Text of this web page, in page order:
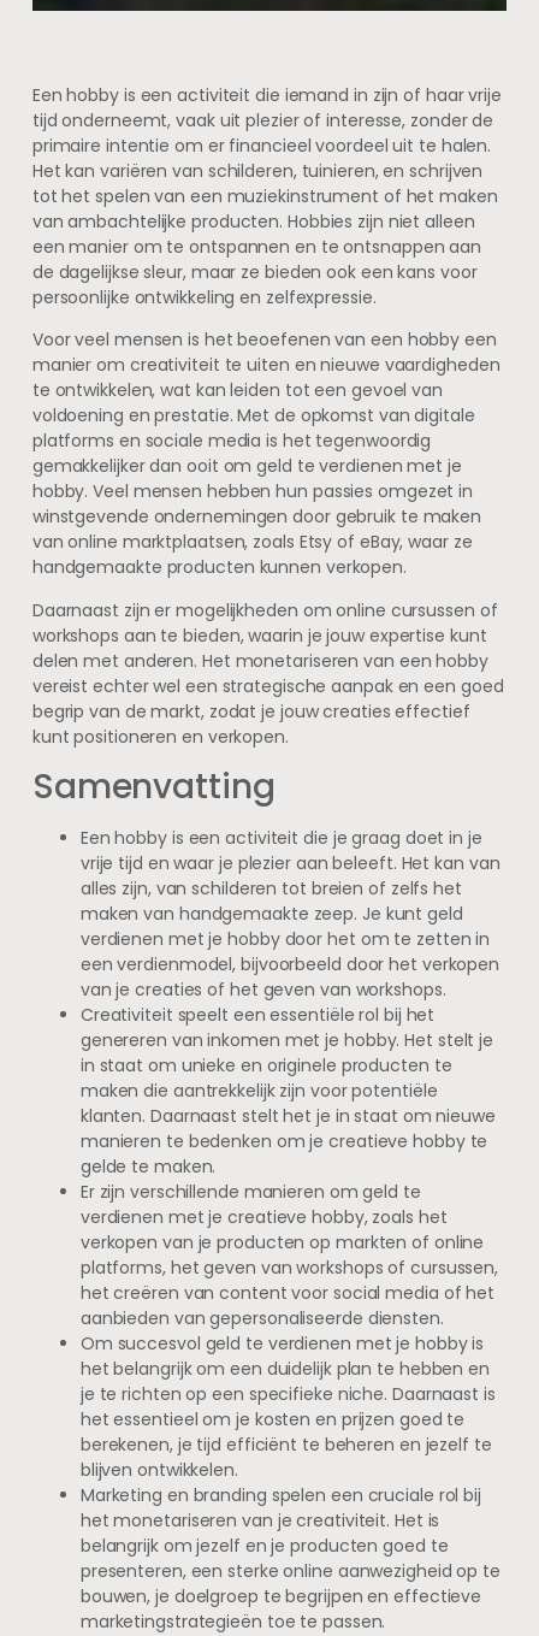
Een hobby is een activiteit die iemand in zijn of haar vrije
tijd onderneemt, vaak uit plezier of interesse, zonder de
primaire intentie om er financieel voordeel uit te halen.
Het kan variëren van schilderen, tuinieren, en schrijven
tot het spelen van een muziekinstrument of het maken
van ambachtelijke producten. Hobbies zijn niet alleen
een manier om te ontspannen en te ontsnappen aan
de dagelijkse sleur, maar ze bieden ook een kans voor
persoonlijke ontwikkeling en zelfexpressie.
Voor veel mensen is het beoefenen van een hobby een
manier om creativiteit te uiten en nieuwe vaardigheden
te ontwikkelen, wat kan leiden tot een gevoel van
voldoening en prestatie. Met de opkomst van digitale
platforms en sociale media is het tegenwoordig
gemakkelijker dan ooit om geld te verdienen met je
hobby. Veel mensen hebben hun passies omgezet in
winstgevende ondernemingen door gebruik te maken
van online marktplaatsen, zoals Etsy of eBay, waar ze
handgemaakte producten kunnen verkopen.
Daarnaast zijn er mogelijkheden om online cursussen of
workshops aan te bieden, waarin je jouw expertise kunt
delen met anderen. Het monetariseren van een hobby
vereist echter wel een strategische aanpak en een goed
begrip van de markt, zodat je jouw creaties effectief
kunt positioneren en verkopen.
Samenvatting
Een hobby is een activiteit die je graag doet in je
vrije tijd en waar je plezier aan beleeft. Het kan van
alles zijn, van schilderen tot breien of zelfs het
maken van handgemaakte zeep. Je kunt geld
verdienen met je hobby door het om te zetten in
een verdienmodel, bijvoorbeeld door het verkopen
van je creaties of het geven van workshops.
Creativiteit speelt een essentiële rol bij het
genereren van inkomen met je hobby. Het stelt je
in staat om unieke en originele producten te
maken die aantrekkelijk zijn voor potentiële
klanten. Daarnaast stelt het je in staat om nieuwe
manieren te bedenken om je creatieve hobby te
gelde te maken.
Er zijn verschillende manieren om geld te
verdienen met je creatieve hobby, zoals het
verkopen van je producten op markten of online
platforms, het geven van workshops of cursussen,
het creëren van content voor social media of het
aanbieden van gepersonaliseerde diensten.
Om succesvol geld te verdienen met je hobby is
het belangrijk om een duidelijk plan te hebben en
je te richten op een specifieke niche. Daarnaast is
het essentieel om je kosten en prijzen goed te
berekenen, je tijd efficiënt te beheren en jezelf te
blijven ontwikkelen.
Marketing en branding spelen een cruciale rol bij
het monetariseren van je creativiteit. Het is
belangrijk om jezelf en je producten goed te
presenteren, een sterke online aanwezigheid op te
bouwen, je doelgroep te begrijpen en effectieve
marketingstrategieën toe te passen.